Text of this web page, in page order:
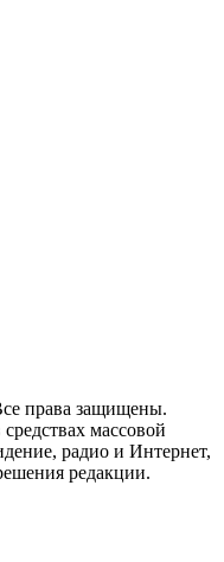
права защищены.
массовой
радио и Интернет,
редакции.